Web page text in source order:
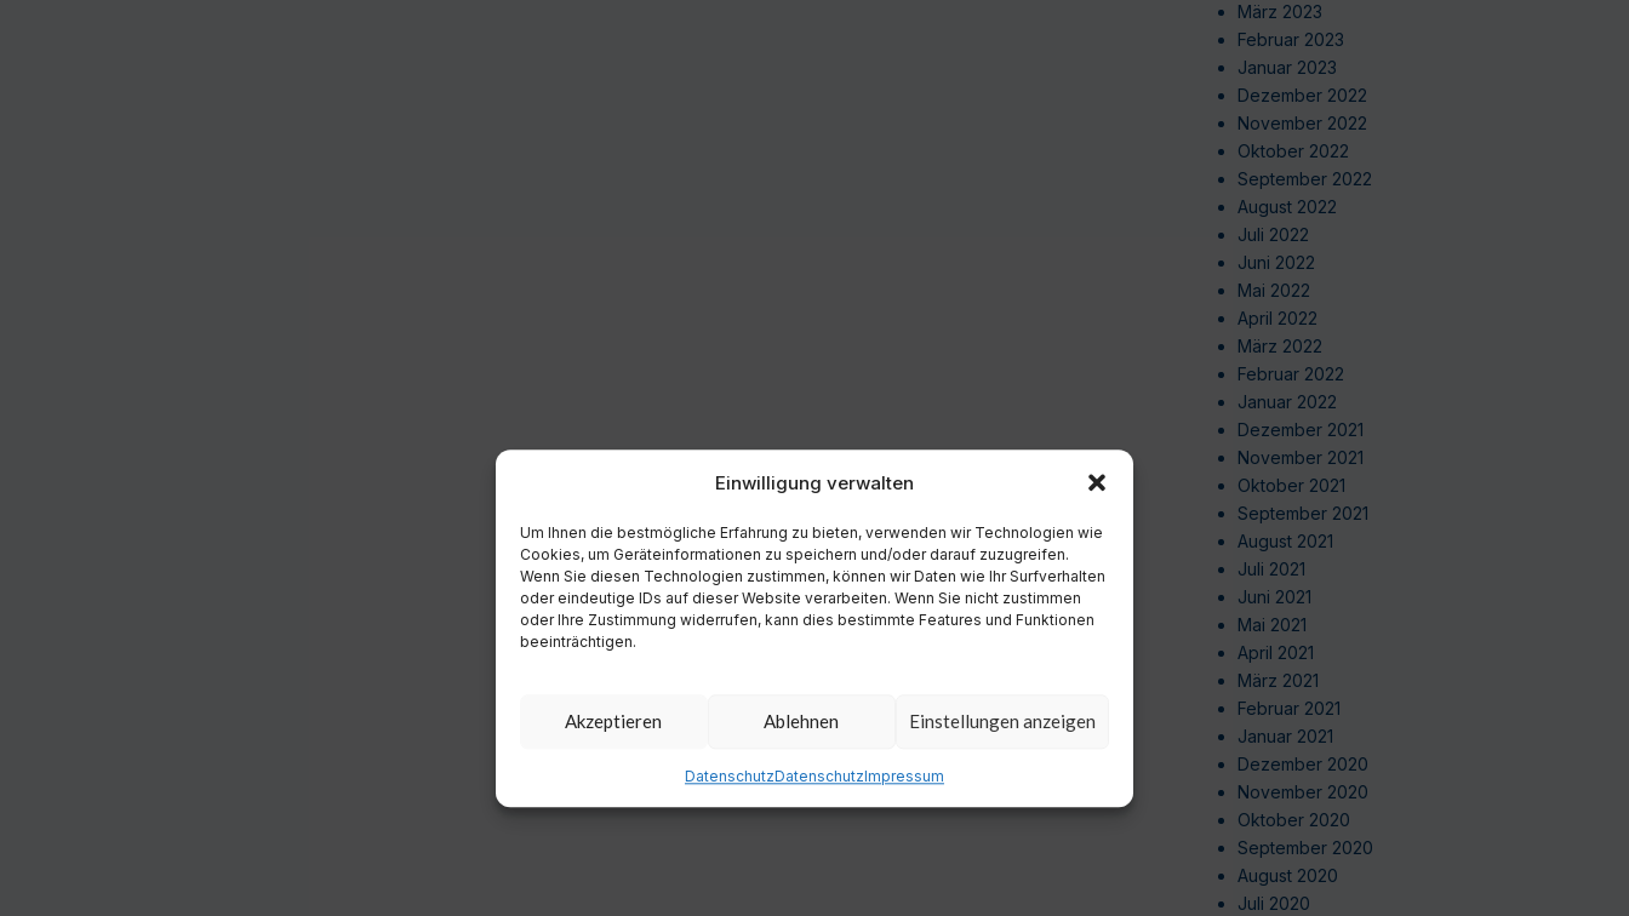
Einwilligung verwalten
Um Ihnen die bestmögliche Erfahrung zu bieten, verwenden wir Technologien wie
Cookies, um Geräteinformationen zu speichern und/oder darauf zuzugreifen.
Wenn Sie diesen Technologien zustimmen, können wir Daten wie Ihr Surfverhalten
oder eindeutige IDs auf dieser Website verarbeiten. Wenn Sie nicht zustimmen
oder Ihre Zustimmung widerrufen, kann dies bestimmte Features und Funktionen
beeinträchtigen.
Akzeptieren Ablehnen Einstellungen anzeigen
DatenschutzDatenschutzImpressum
März 2023
Februar 2023
Januar 2023
Dezember 2022
November 2022
Oktober 2022
September 2022
August 2022
Juli 2022
Juni 2022
Mai 2022
April 2022
März 2022
Februar 2022
Januar 2022
Dezember 2021
November 2021
Oktober 2021
September 2021
August 2021
Juli 2021
Juni 2021
Mai 2021
April 2021
März 2021
Februar 2021
Januar 2021
Dezember 2020
November 2020
Oktober 2020
September 2020
August 2020
Juli 2020